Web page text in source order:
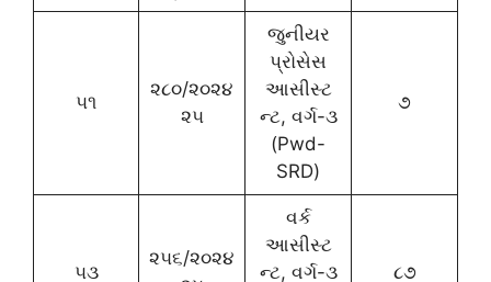
૫૧
૨૮૦/૨૦૨૪
૨૫
જુનીયર
પ્રોસેસ
આસીસ્ટ
ન્ટ, વર્ગ-૩
(Pwd-
SRD)
૭
૫૩
૨૫૬/૨૦૨૪
વર્ક
આસીસ્ટ
ન્ટ, વર્ગ-૩
૮૭